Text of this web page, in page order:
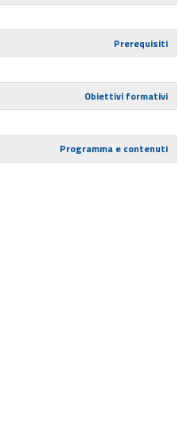
Prerequisiti
Obiettivi formativi
Programma e contenuti